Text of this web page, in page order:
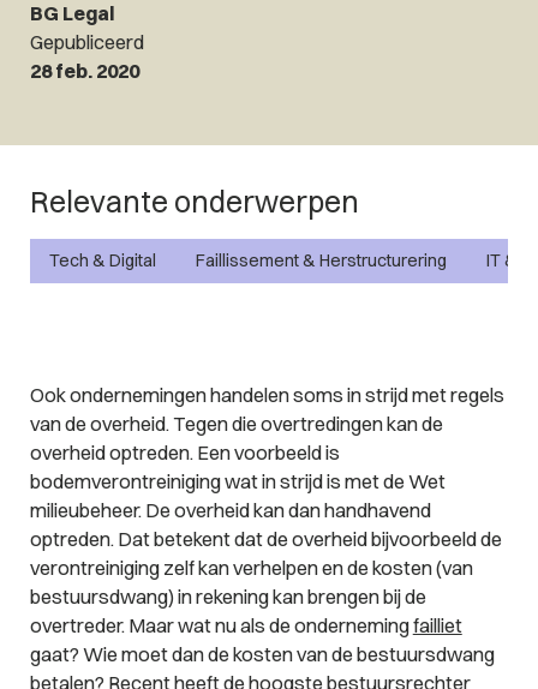
BG Legal
Gepubliceerd
28 feb. 2020
Relevante onderwerpen
Tech & Digital Faillissement & Herstructurering IT &
Ook ondernemingen handelen soms in strijd met regels
van de overheid. Tegen die overtredingen kan de
overheid optreden. Een voorbeeld is
bodemverontreiniging wat in strijd is met de Wet
milieubeheer. De overheid kan dan handhavend
optreden. Dat betekent dat de overheid bijvoorbeeld de
verontreiniging zelf kan verhelpen en de kosten (van
bestuursdwang) in rekening kan brengen bij de
overtreder. Maar wat nu als de ondernemingfailliet
gaat? Wie moet dan de kosten van de bestuursdwang
betalen? Recent heeft de hoogste bestuursrechter